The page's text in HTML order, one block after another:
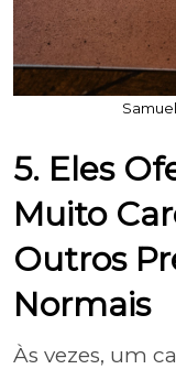
5. Eles
Muito
Outros
Normais
Às vezes, um